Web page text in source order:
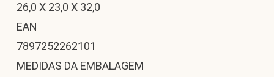
26,0 X 23,0 X 32,0
EAN
7897252262101
MEDIDAS DA EMBALAGEM